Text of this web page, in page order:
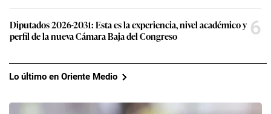
Diputados 2026-2031: Esta es la experiencia, nivel académico y
perfil de la nueva Cámara Baja del Congreso
6
Lo último en Oriente Medio